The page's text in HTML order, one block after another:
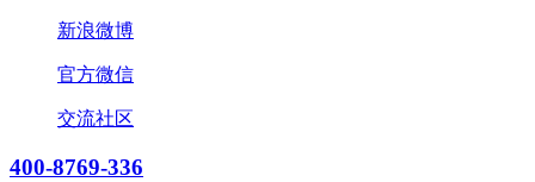
新浪微博
官方微信
交流社区
400-8769-336